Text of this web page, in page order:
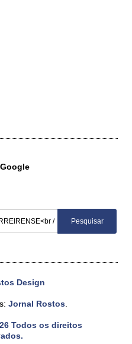
Design
Jornal Rostos.
Todos os direitos